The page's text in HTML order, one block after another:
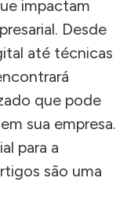
impactam
Desde
até técnicas
que pode
sua empresa.
para a
são uma